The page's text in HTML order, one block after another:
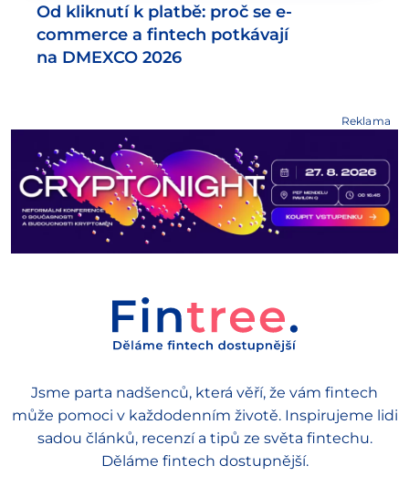
Od kliknutí k platbě: proč se e-
commerce a fintech potkávají
na DMEXCO 2026
Reklama
Jsme parta nadšenců, která věří, že vám fintech
může pomoci v každodenním životě. Inspirujeme lidi
sadou článků, recenzí a tipů ze světa fintechu.
Děláme fintech dostupnější.